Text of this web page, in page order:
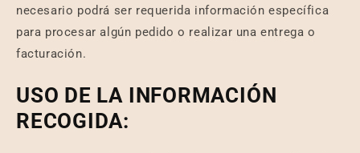
necesario podrá ser requerida información específica
para procesar algún pedido o realizar una entrega o
facturación.
USO DE LA INFORMACIÓN
RECOGIDA: